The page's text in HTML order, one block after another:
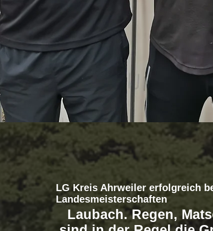
LG Kreis Ahrweiler erfolgreich
Landesmeisterschaften
Laubach. Regen,